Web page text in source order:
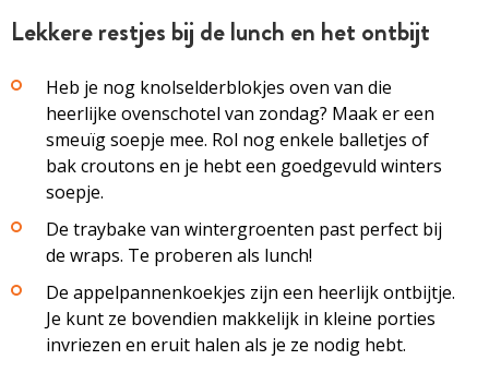
Lekkere restjes bij de lunch en het ontbijt
Heb je nog knolselderblokjes oven van die
heerlijke ovenschotel van zondag? Maak er een
smeuïg soepje mee. Rol nog enkele balletjes of
bak croutons en je hebt een goedgevuld winters
soepje.
De traybake van wintergroenten past perfect bij
de wraps. Te proberen als lunch!
De appelpannenkoekjes zijn een heerlijk ontbijtje.
Je kunt ze bovendien makkelijk in kleine porties
invriezen en eruit halen als je ze nodig hebt.